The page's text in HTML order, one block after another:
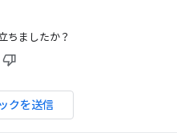
ちましたか？
クを送信